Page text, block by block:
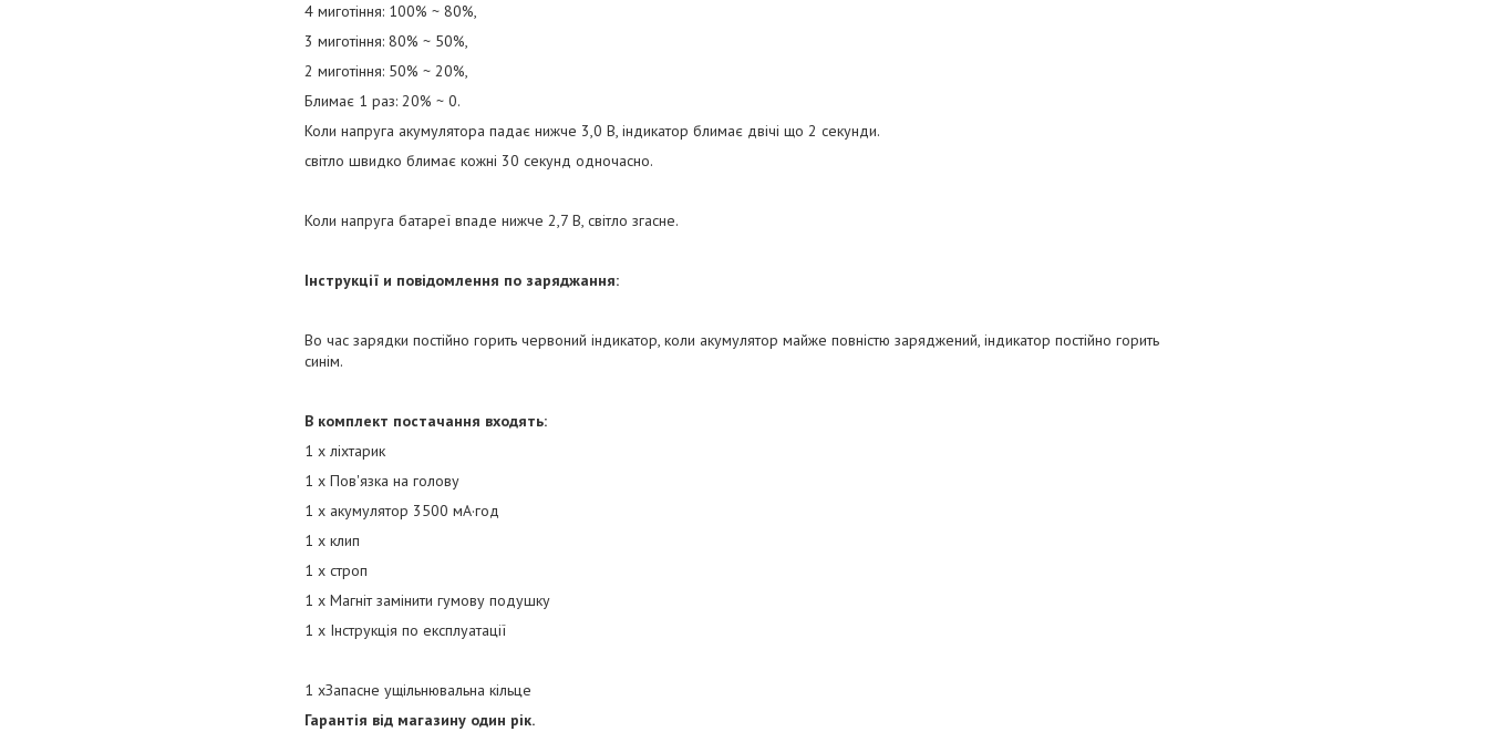
4 миготіння: 100% ~ 80%,
3 миготіння: 80% ~ 50%,
2 миготіння: 50% ~ 20%,
Блимає 1 раз: 20% ~ 0.
Коли напруга акумулятора падає нижче 3,0 В, індикатор блимає двічі що 2 секунди.
світло швидко блимає кожні 30 секунд одночасно.
Коли напруга батареї впаде нижче 2,7 В, світло згасне.
Інструкції и повідомлення по заряджання:
Во час зарядки постійно горить червоний індикатор, коли акумулятор майже повністю заряджений, індикатор постійно горить
синім.
В комплект постачання входять:
1 х ліхтарик
1 x Пов'язка на голову
1 x акумулятор 3500 мА·год
1 x клип
1 x строп
1 x Магніт замінити гумову подушку
1 x Інструкція по експлуатації
1 xЗапасне ущільнювальна кільце
Гарантія від магазину один рік.